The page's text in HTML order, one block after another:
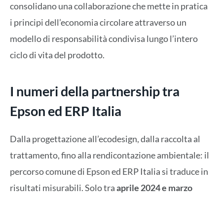
consolidano una collaborazione che mette in pratica
i principi dell’economia circolare attraverso un
modello di responsabilità condivisa lungo l’intero
ciclo di vita del prodotto.
I numeri della partnership tra
Epson ed ERP Italia
Dalla progettazione all’ecodesign, dalla raccolta al
trattamento, fino alla rendicontazione ambientale: il
percorso comune di Epson ed ERP Italia si traduce in
risultati misurabili. Solo traaprile 2024 e marzo